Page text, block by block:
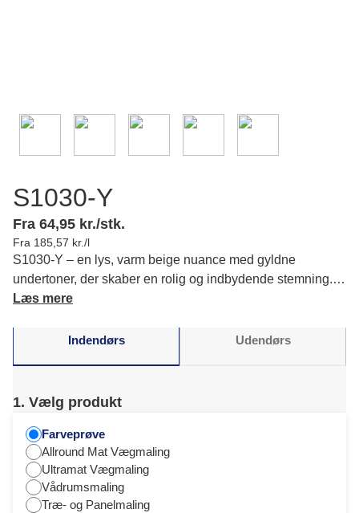
S1030-Y
Fra 64,95 kr./stk.
Fra 185,57 kr./l
S1030-Y – en lys, varm beige nuance med gyldne
undertoner, der skaber en rolig og indbydende stemning.
Du får en naturlig og tidløs base. Læs mere om farvens
Læs mere
Indendørs Udendørs
1. Vælg produkt
Farveprøve
Allround Mat Vægmaling
Ultramat Vægmaling
Vådrumsmaling
Træ- og Panelmaling